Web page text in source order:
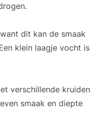
dit kan de smaak
klein laagje vocht is
verschillende kruiden
smaak en diepte